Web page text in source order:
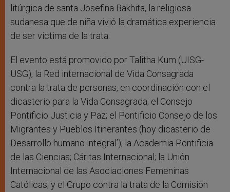
litúrgica de santa Josefina Bakhita, la religiosa
sudanesa que de niña vivió la dramática experiencia
de ser víctima de la trata.
El evento está promovido por Talitha Kum (UISG-
USG), la Red internacional de Vida Consagrada
contra la trata de personas, en coordinación con el
dicasterio para la Vida Consagrada; el Consejo
Pontificio Justicia y Paz; el Pontificio Consejo de los
Migrantes y Pueblos Itinerantes (hoy dicasterio de
Desarrollo humano integral’); la Academia Pontificia
de las Ciencias; Cáritas Internacional; la Unión
Internacional de las Asociaciones Femeninas
Católicas; y el Grupo contra la trata de la Comisión